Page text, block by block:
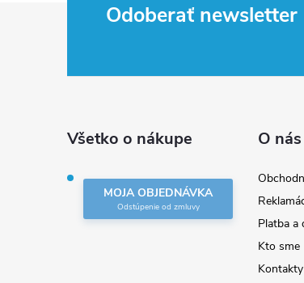
Odoberať newsletter
Všetko o nákupe
MOJA OBJEDNÁVKA
O nás
Platba a
Kto sme
Kontakty